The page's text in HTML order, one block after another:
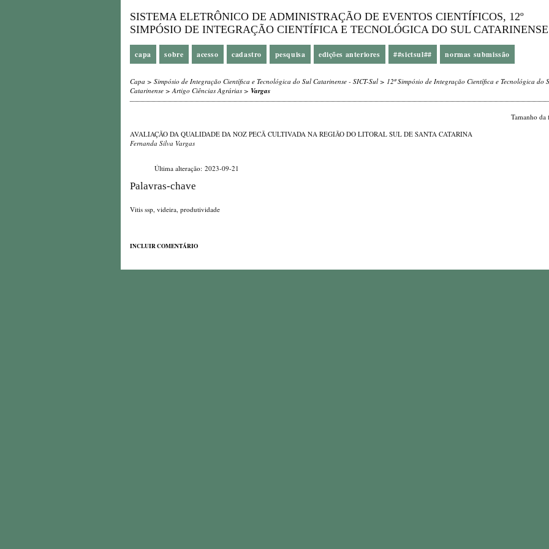
SISTEMA ELETRÔNICO DE ADMINISTRAÇÃO DE EVENTOS CIENTÍFICOS, 12º
SIMPÓSIO DE INTEGRAÇÃO CIENTÍFICA E TECNOLÓGICA DO SUL CATARINENSE
capa sobre acesso cadastro pesquisa edições anteriores ##sictsul## normas submissão
Capa > Simpósio de Integração Científica e Tecnológica do Sul Catarinense - SICT-Sul > 12º Simpósio de Integração Científica e Tecnológica do
Catarinense >Artigo Ciências Agrárias > Vargas
Tamanho da
AVALIAÇÃO DA QUALIDADE DA NOZ PECÃ CULTIVADA NA REGIÃO DO LITORAL SUL DE SANTA CATARINA
Fernanda Silva Vargas
Última alteração: 2023-09-21
Palavras-chave
Vitis ssp, videira, produtividade
INCLUIR COMENTÁRIO